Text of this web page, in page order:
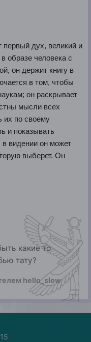
дух, великий и
образе человека с
он держит книгу в
в том, чтобы
он раскрывает
мысли всех
их по своему
и показывать
видении он может
выберет. Он
какие то
тату?
hello_slow